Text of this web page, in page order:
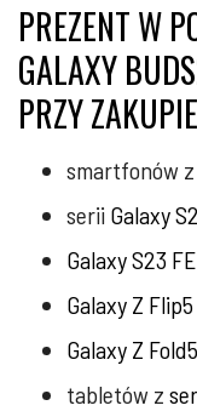
PREZENT W
GALAXY
PRZY
smartfonów
serii Galaxy
Galaxy S23 FE
Galaxy Z Flip5
Galaxy Z Fold5
tabletów z